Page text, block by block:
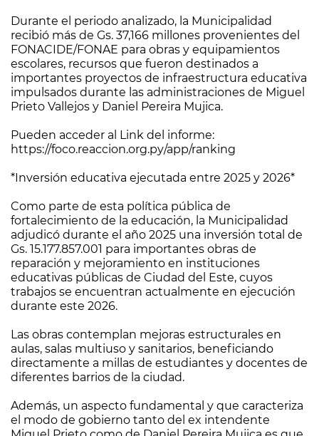
Durante el periodo analizado, la Municipalidad
recibió más de Gs. 37,166 millones provenientes del
FONACIDE/FONAE para obras y equipamientos
escolares, recursos que fueron destinados a
importantes proyectos de infraestructura educativa
impulsados ​​durante las administraciones de Miguel
Prieto Vallejos y Daniel Pereira Mujica.
Pueden acceder al Link del informe:
https://foco.reaccion.org.py/app/ranking
*Inversión educativa ejecutada entre 2025 y 2026*
Como parte de esta política pública de
fortalecimiento de la educación, la Municipalidad
adjudicó durante el año 2025 una inversión total de
Gs. 15.177.857.001 para importantes obras de
reparación y mejoramiento en instituciones
educativas públicas de Ciudad del Este, cuyos
trabajos se encuentran actualmente en ejecución
durante este 2026.
Las obras contemplan mejoras estructurales en
aulas, salas multiuso y sanitarios, beneficiando
directamente a millas de estudiantes y docentes de
diferentes barrios de la ciudad.
Además, un aspecto fundamental y que caracteriza
el modo de gobierno tanto del ex intendente